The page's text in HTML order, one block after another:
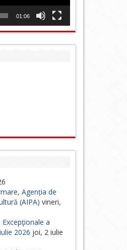
01:06
Agenția de
(AIPA) vineri,
a
2026 joi, 2 iulie